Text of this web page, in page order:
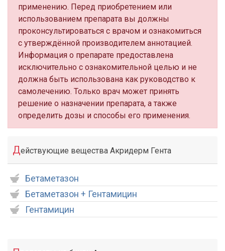
применению. Перед приобретением или
использованием препарата вы должны
проконсультироваться с врачом и ознакомиться
с утверждённой производителем аннотацией.
Информация о препарате предоставлена
исключительно с ознакомительной целью и не
должна быть использована как руководство к
самолечению. Только врач может принять
решение о назначении препарата, а также
определить дозы и способы его применения.
Действующие вещества Акридерм Гента
Бетаметазон
Бетаметазон + Гентамицин
Гентамицин